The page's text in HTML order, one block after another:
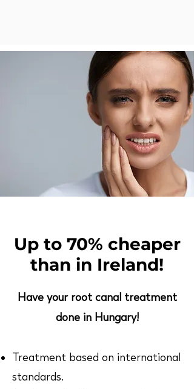
Up to 70% cheaper
than in Ireland!
Have your root canal treatment
done in Hungary!
Treatment based on international
standards.